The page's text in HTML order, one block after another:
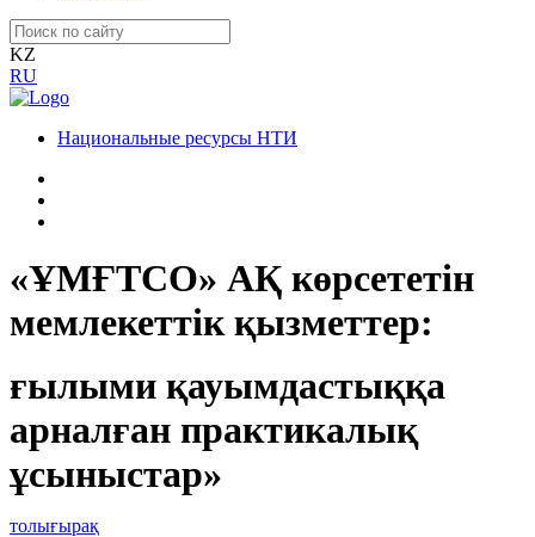
KZ
RU
Национальные ресурсы НТИ
«ҰМҒТСО» АҚ көрсететін
мемлекеттік қызметтер:
ғылыми қауымдастыққа
арналған практикалық
ұсыныстар»
толығырақ